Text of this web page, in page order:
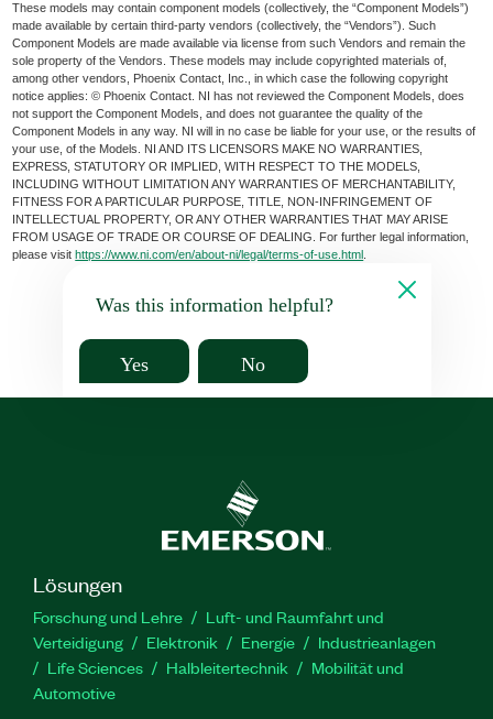
These models may contain component models (collectively, the “Component Models”)
made available by certain third-party vendors (collectively, the “Vendors”). Such
Component Models are made available via license from such Vendors and remain the
sole property of the Vendors. These models may include copyrighted materials of,
among other vendors, Phoenix Contact, Inc., in which case the following copyright
notice applies: © Phoenix Contact. NI has not reviewed the Component Models, does
not support the Component Models, and does not guarantee the quality of the
Component Models in any way. NI will in no case be liable for your use, or the results of
your use, of the Models. NI AND ITS LICENSORS MAKE NO WARRANTIES,
EXPRESS, STATUTORY OR IMPLIED, WITH RESPECT TO THE MODELS,
INCLUDING WITHOUT LIMITATION ANY WARRANTIES OF MERCHANTABILITY,
FITNESS FOR A PARTICULAR PURPOSE, TITLE, NON-INFRINGEMENT OF
INTELLECTUAL PROPERTY, OR ANY OTHER WARRANTIES THAT MAY ARISE
FROM USAGE OF TRADE OR COURSE OF DEALING. For further legal information,
please visithttps://www.ni.com/en/about-ni/legal/terms-of-use.html
Was this information helpful?
Yes No
Lösungen
Forschung und Lehre
Luft- und Raumfahrt und
Verteidigung
Elektronik Energie
Industrieanlagen
Life Sciences
Halbleitertechnik
Mobilität und
Automotive